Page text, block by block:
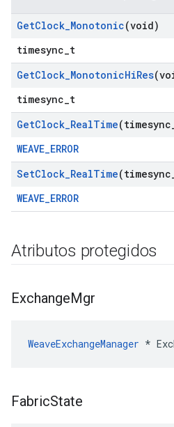
GetClock_Monotonic(void)
timesync_t
GetClock_MonotonicHiRes
timesync_t
GetClock_RealTime(timesync
WEAVE_ERROR
SetClock_RealTime(timesync
WEAVE_ERROR
Atributos protegidos
ExchangeMgr
WeaveExchangeManager *
FabricState